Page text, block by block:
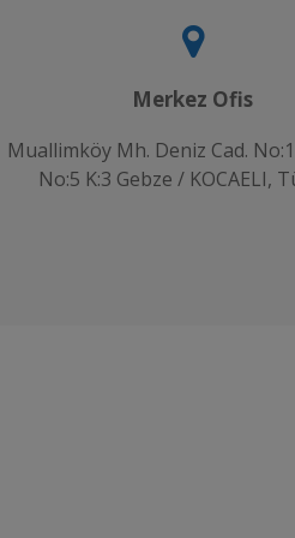
Merkez Ofis
Muallimköy Mh. Deniz Cad.
No:5 K:3 Gebze / KOCAELI,